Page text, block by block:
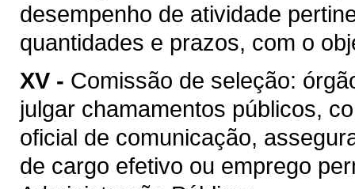
desempenho de atividade
quantidades e prazos, com o
XV - Comissão de seleção:
julgar chamamentos públicos,
oficial de comunicação,
de cargo efetivo ou emprego